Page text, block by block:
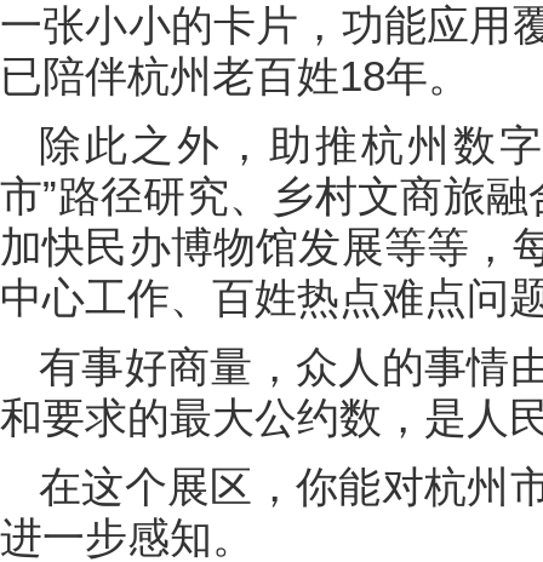
一张小小的卡片，功能应用
已陪伴杭州老百姓18年。
除此之外，助推杭州数
市”路径研究、乡村文商旅
加快民办博物馆发展等等，
中心工作、百姓热点难点问
有事好商量，众人的事情
和要求的最大公约数，是人
在这个展区，你能对杭州
进一步感知。